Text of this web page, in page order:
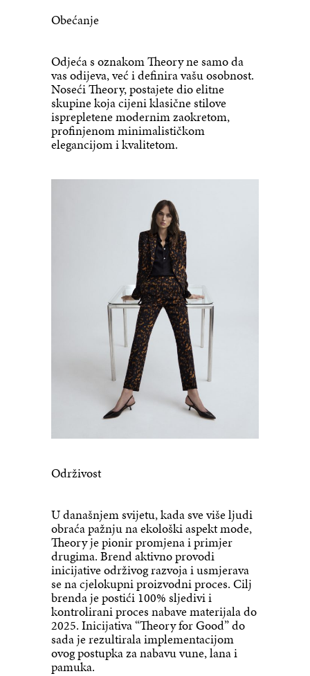
Obećanje
Odjeća s oznakom Theory ne samo da
vas odijeva, već i definira vašu osobnost.
Noseći Theory, postajete dio elitne
skupine koja cijeni klasične stilove
isprepletene modernim zaokretom,
profinjenom minimalističkom
elegancijom i kvalitetom.
Održivost
U današnjem svijetu, kada sve više ljudi
obraća pažnju na ekološki aspekt mode,
Theory je pionir promjena i primjer
drugima. Brend aktivno provodi
inicijative održivog razvoja i usmjerava
se na cjelokupni proizvodni proces. Cilj
brenda je postići 100% sljedivi i
kontrolirani proces nabave materijala do
2025. Inicijativa “Theory for Good” do
sada je rezultirala implementacijom
ovog postupka za nabavu vune, lana i
pamuka.